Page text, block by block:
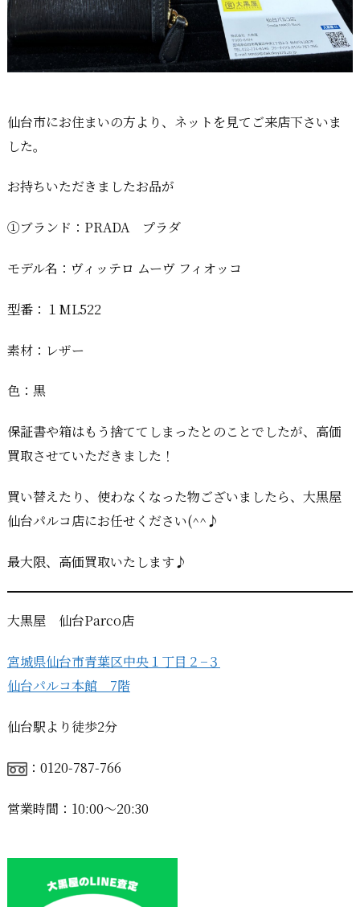
仙台市にお住まいの方より、ネットを見てご来店下さいま
した。
お持ちいただきましたお品が
①ブランド：PRADA プラダ
モデル名：ヴィッテロ ムーヴ フィオッコ
型番：１ML522
素材：レザー
色：黒
保証書や箱はもう捨ててしまったとのことでしたが、高価
買取させていただきました！
買い替えたり、使わなくなった物ございましたら、大黒屋
仙台パルコ店にお任せください(^^♪
最大限、高価買取いたします♪
大黒屋 仙台Parco店
宮城県仙台市青葉区中央１丁目２−３
仙台パルコ本館 7階
仙台駅より徒歩2分
：0120-787-766
営業時間：10:00〜20:30